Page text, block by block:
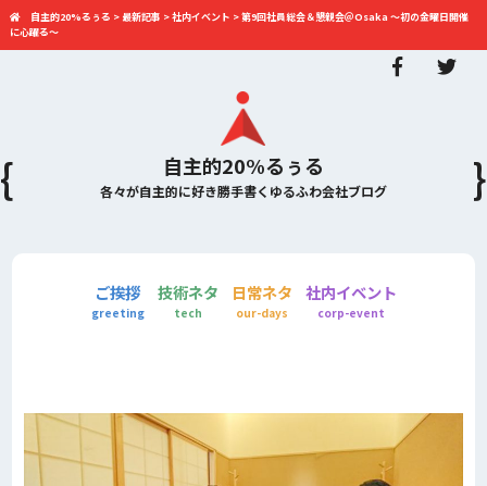
自主的20%るぅる
各々が自主的に好き勝手書くゆるふわ会社ブログ
自主的20%るぅる > 最新記事 >社内イベント >第9回社員総会＆懇親会＠Osaka 〜初の金曜日開催
に心躍る〜
ご挨拶
greeting
技術ネタ
tech
日常ネタ
our-days
社内イベント
corp-event